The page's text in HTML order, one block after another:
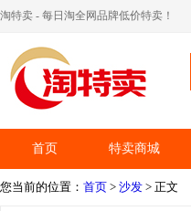
淘特卖 - 每日淘全网品牌低价特卖！
首页 特卖商城
您当前的位置： 首页 > 沙发 > 正文